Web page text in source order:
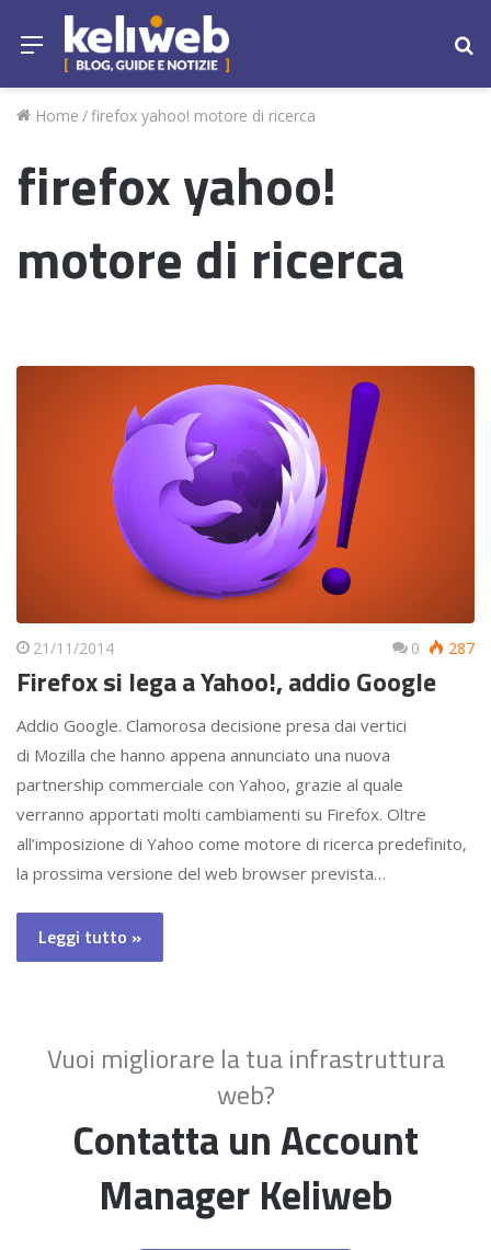
Menu
Home /firefox yahoo! motore di ricerca
firefox yahoo!
motore di ricerca
21/11/2014 0 287
Firefox si lega a Yahoo!, addio Google
Addio Google. Clamorosa decisione presa dai vertici
di Mozilla che hanno appena annunciato una nuova
partnership commerciale con Yahoo, grazie al quale
verranno apportati molti cambiamenti su Firefox. Oltre
all’imposizione di Yahoo come motore di ricerca predefinito,
la prossima versione del web browser prevista…
Leggi tutto »
Vuoi migliorare la tua infrastruttura
web?
Contatta un Account
Manager Keliweb